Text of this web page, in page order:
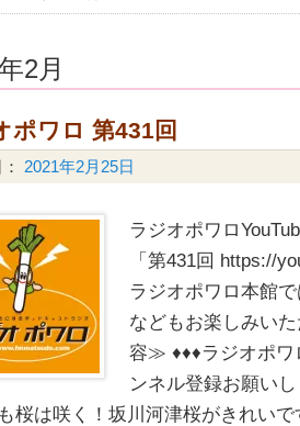
2月
ポワロ 第431回
2021年2月25日
ラジオポワロ
「第431回 https://
ラジオポワロ本館
などもお楽しみい
容≫ ♦♦♦ラジオポワ
ンネル登録お願い
桜は咲く！坂川河津桜がきれい